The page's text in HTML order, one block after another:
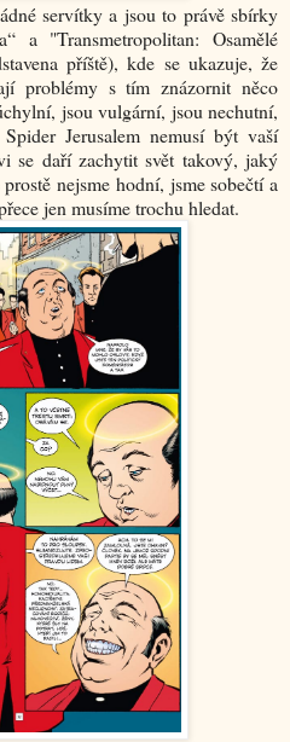
servítky a jsou to právě sbírky
a "Transmetropolitan: Osamělé
příště), kde se ukazuje, že
problémy s tím znázornit něco
jsou vulgární, jsou nechutní,
Jerusalem nemusí být vaší
se daří zachytit svět takový, jaký
nejsme hodní, jsme sobečtí a
jen musíme trochu hledat.